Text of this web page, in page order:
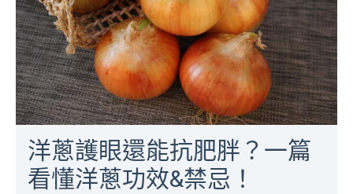
洋蔥護眼還能抗肥胖？一篇
看懂洋蔥功效&禁忌！